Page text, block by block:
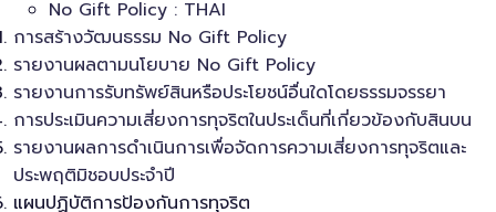
No Gift Policy : THAI
การสร้างวัฒนธรรม No Gift Policy
รายงานผลตามนโยบาย No Gift Policy
รายงานการรับทรัพย์สินหรือประโยชน์อื่นใดโดยธรรมจรรยา
การประเมินความเสี่ยงการทุจริตในประเด็นที่เกี่ยวข้องกับสินบน
รายงานผลการดำเนินการเพื่อจัดการความเสี่ยงการทุจริตและ
ประพฤติมิชอบประจำปี
แผนปฏิบัติการป้องกันการทุจริต